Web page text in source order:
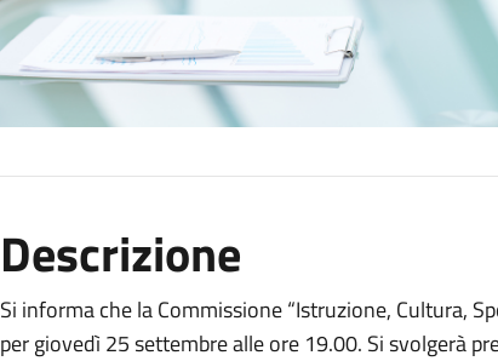
Descrizione
Si informa che la Commissione “Istruzione, Cultura,
per giovedì 25 settembre alle ore 19.00. Si svolgerà